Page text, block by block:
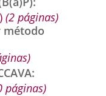
) (2 páginas)
método
páginas)